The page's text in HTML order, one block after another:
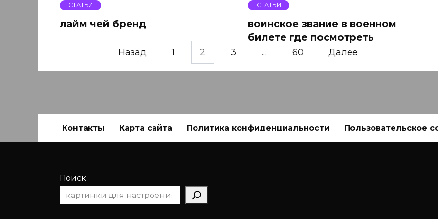
СТАТЬИ
лайм чей бренд
СТАТЬИ
воинское звание в военном
билете где посмотреть
Назад 1 2 3 … 60 Далее
Контакты Карта сайта Политика конфиденциальности Пользовательское
Поиск